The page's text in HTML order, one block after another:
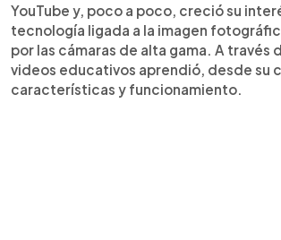
YouTube y, poco a poco, creció su
tecnología ligada a la imagen
por las cámaras de alta gama. A través
videos educativos aprendió, desde su
características y funcionamiento.